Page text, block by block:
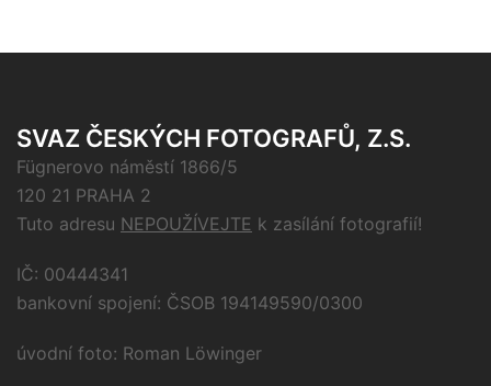
SVAZ ČESKÝCH FOTOGRAFŮ, Z.S.
Fügnerovo náměstí 1866/5
120 21 PRAHA 2
Tuto adresu NEPOUŽÍVEJTE k zasílání fotografií!
IČ: 00444341
bankovní spojení: ČSOB 194149590/0300
úvodní foto: Roman Löwinger